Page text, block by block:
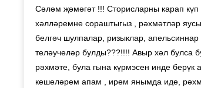
Сәләм җәмәгәт !!! Сторисларны карап күп
хәлләремне сораштыгыз , рәхмәтләр
белгәч шулпалар, ризыклар,
теләучеләр булды???!!!! Авыр хәл булса
рәхмәте, була гына күрмэсен инде
кешеләрем апам , ирем янымда иде,